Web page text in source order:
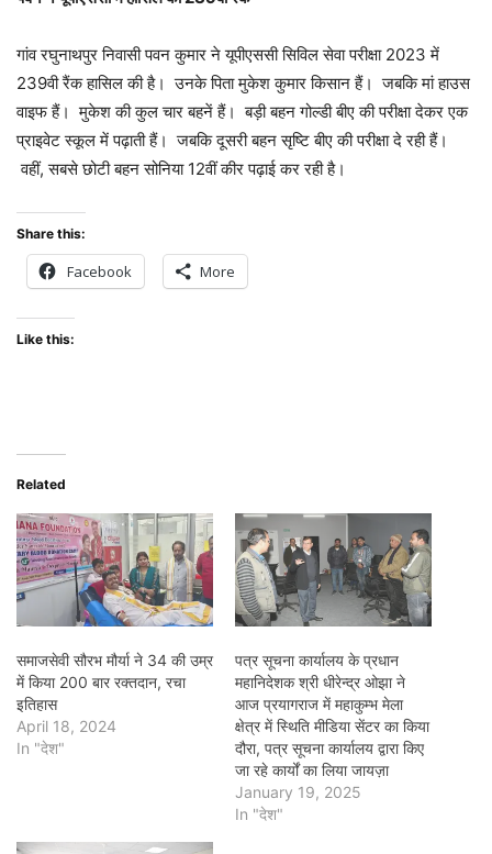
गांव रघुनाथपुर निवासी पवन कुमार ने यूपीएससी सिविल सेवा परीक्षा 2023 में
239वी रैंक हासिल की है। उनके पिता मुकेश कुमार किसान हैं। जबकि मां हाउस
वाइफ हैं। मुकेश की कुल चार बहनें हैं। बड़ी बहन गोल्डी बीए की परीक्षा देकर एक
प्राइवेट स्कूल में पढ़ाती हैं। जबकि दूसरी बहन सृष्टि बीए की परीक्षा दे रही हैं।
वहीं, सबसे छोटी बहन सोनिया 12वीं कीर पढ़ाई कर रही है।
Share this:
Facebook More
Like this:
Related
समाजसेवी सौरभ मौर्या ने 34 की उम्र
में किया 200 बार रक्तदान, रचा
इतिहास
April 18, 2024
In "देश"
पत्र सूचना कार्यालय के प्रधान
महानिदेशक श्री धीरेन्द्र ओझा ने
आज प्रयागराज में महाकुम्भ मेला
क्षेत्र में स्थिति मीडिया सेंटर का किया
दौरा, पत्र सूचना कार्यालय द्वारा किए
जा रहे कार्यों का लिया जायज़ा
January 19, 2025
In "देश"